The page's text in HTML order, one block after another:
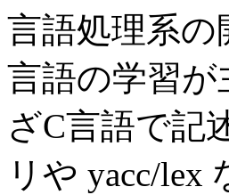
言語処理系
言語の学習
ざC言語で記
リや yacc/lex